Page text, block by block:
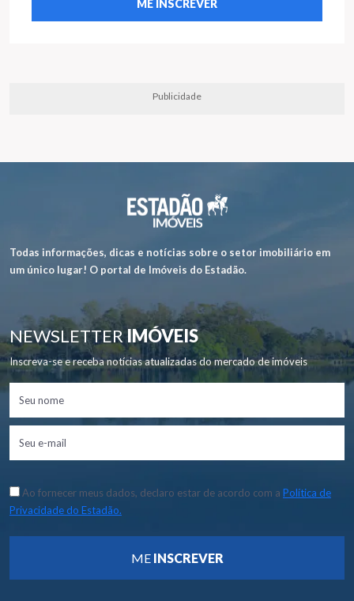
Publicidade
Todas informações, dicas e notícias sobre o setor imobiliário em
um único lugar! O portal de Imóveis do Estadão.
NEWSLETTERIMÓVEIS
Inscreva-se e receba notícias atualizadas do mercado de imóveis
Ao fornecer meus dados, declaro estar de acordo com a Política de
Privacidade do Estadão.
ME INSCREVER